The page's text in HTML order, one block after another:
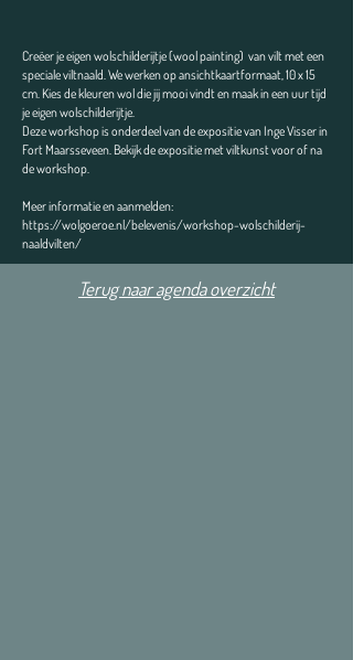
Creëer je eigen wolschilderijtje (wool painting) van vilt met een
speciale viltnaald. We werken op ansichtkaartformaat, 10 x 15
cm. Kies de kleuren wol die jij mooi vindt en maak in een uur tijd
je eigen wolschilderijtje.
Deze workshop is onderdeel van de expositie van Inge Visser in
Fort Maarsseveen. Bekijk de expositie met viltkunst voor of na
de workshop.
Meer informatie en aanmelden:
https://wolgoeroe.nl/belevenis/workshop-wolschilderij-
naaldvilten/
Terug naar agenda overzicht